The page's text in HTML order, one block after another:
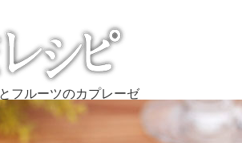
フルーツのカプレーゼ